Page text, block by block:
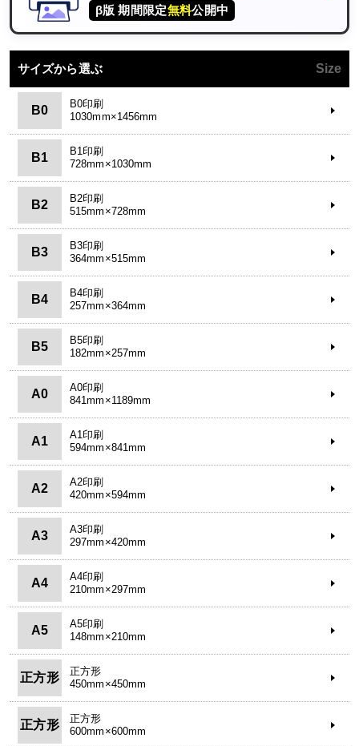
β版 期間限定無料公開中
サイズから選ぶ Size
B0
B0印刷
1030mm×1456mm
B1
B1印刷
728mm×1030mm
B2
B2印刷
515mm×728mm
B3
B3印刷
364mm×515mm
B4
B4印刷
257mm×364mm
B5
B5印刷
182mm×257mm
A0
A0印刷
841mm×1189mm
A1
A1印刷
594mm×841mm
A2
A2印刷
420mm×594mm
A3
A3印刷
297mm×420mm
A4
A4印刷
210mm×297mm
A5
A5印刷
148mm×210mm
正方形
正方形
450mm×450mm
正方形
正方形
600mm×600mm